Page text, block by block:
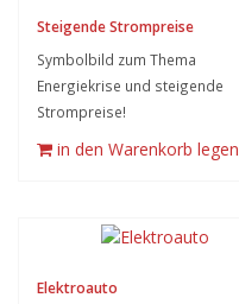
Steigende Strompreise
Symbolbild zum Thema
Energiekrise und steigende
Strompreise!
in den Warenkorb legen
Elektroauto